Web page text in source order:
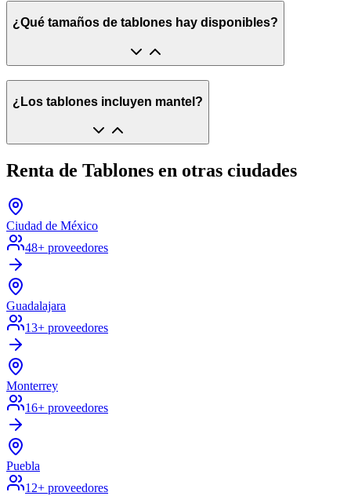
¿Qué tamaños de tablones hay disponibles?
¿Los tablones incluyen mantel?
Renta de Tablones en otras ciudades
Ciudad de México
48+ proveedores
Guadalajara
13+ proveedores
Monterrey
16+ proveedores
Puebla
12+ proveedores